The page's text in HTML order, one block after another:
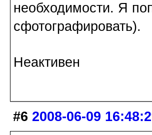
необходимости. Я
сфотографировать).
Неактивен
#6 2008-06-09